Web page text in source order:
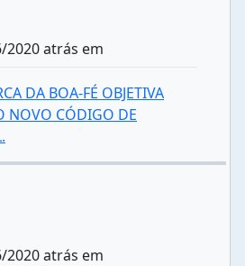
2020 atrás em
DA BOA-FÉ OBJETIVA
NOVO CÓDIGO DE
2020 atrás em